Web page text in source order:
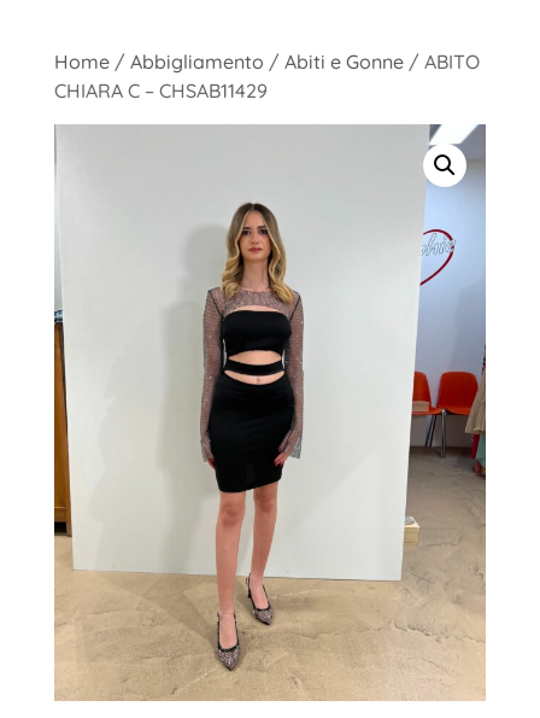
Home/ Abbigliamento / Abiti e Gonne/ ABITO
CHIARA C – CHSAB11429